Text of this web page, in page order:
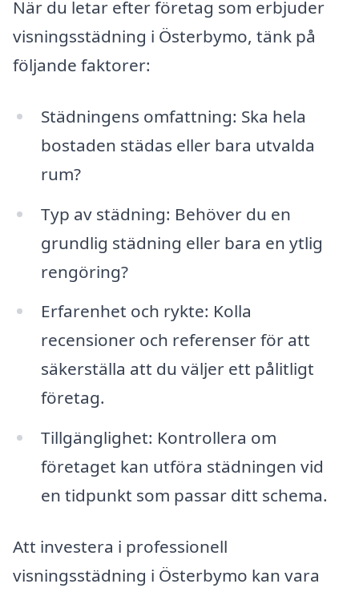
När du letar efter företag som erbjuder
visningsstädning i Österbymo, tänk på
följande faktorer:
Städningens omfattning: Ska hela
bostaden städas eller bara utvalda
rum?
Typ av städning: Behöver du en
grundlig städning eller bara en ytlig
rengöring?
Erfarenhet och rykte: Kolla
recensioner och referenser för att
säkerställa att du väljer ett pålitligt
företag.
Tillgänglighet: Kontrollera om
företaget kan utföra städningen vid
en tidpunkt som passar ditt schema.
Att investera i professionell
visningsstädning i Österbymo kan vara